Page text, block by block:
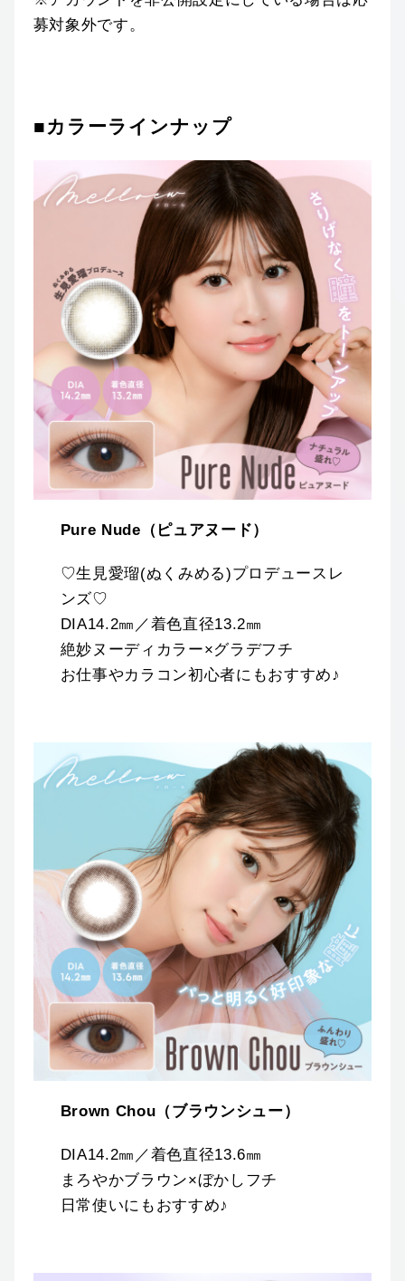
募対象外です。
■カラーラインナップ
Pure Nude（ピュアヌード）
♡生見愛瑠(ぬくみめる)プロデュースレ
ンズ♡
DIA14.2㎜／着色直径13.2㎜
絶妙ヌーディカラー×グラデフチ
お仕事やカラコン初心者にもおすすめ♪
Brown Chou（ブラウンシュー）
DIA14.2㎜／着色直径13.6㎜
まろやかブラウン×ぼかしフチ
日常使いにもおすすめ♪